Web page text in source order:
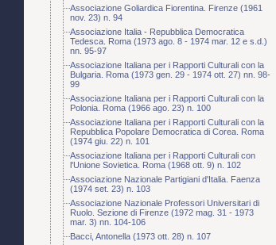
Associazione Goliardica Fiorentina. Firenze (1961
nov. 23) n. 94
Associazione Italia - Repubblica Democratica
Tedesca. Roma (1973 ago. 8 - 1974 mar. 12 e s.d.)
nn. 95-97
Associazione Italiana per i Rapporti Culturali con la
Bulgaria. Roma (1973 gen. 29 - 1974 ott. 27) nn. 98-
99
Associazione Italiana per i Rapporti Culturali con la
Polonia. Roma (1966 ago. 23) n. 100
Associazione Italiana per i Rapporti Culturali con la
Repubblica Popolare Democratica di Corea. Roma
(1974 giu. 22) n. 101
Associazione Italiana per i Rapporti Culturali con
l'Unione Sovietica. Roma (1968 ott. 9) n. 102
Associazione Nazionale Partigiani d'Italia. Faenza
(1974 set. 23) n. 103
Associazione Nazionale Professori Universitari di
Ruolo. Sezione di Firenze (1972 mag. 31 - 1973
mar. 3) nn. 104-106
Bacci, Antonella (1973 ott. 28) n. 107